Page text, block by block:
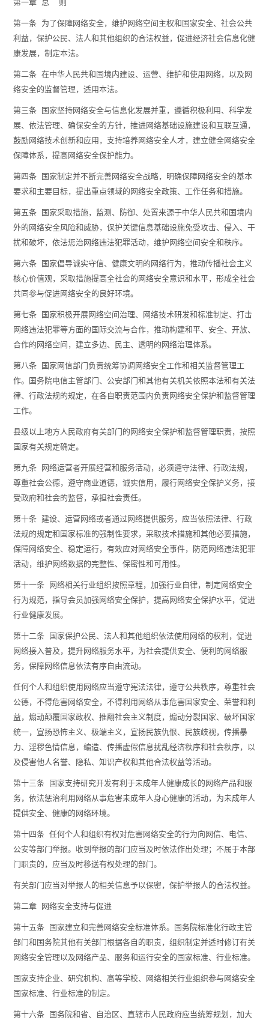
第一章 总 则
第一条 为了保障网络安全，维护网络空间主权和国家安全、社会公共
利益，保护公民、法人和其他组织的合法权益，促进经济社会信息化健
康发展，制定本法。
第二条 在中华人民共和国境内建设、运营、维护和使用网络，以及网
络安全的监督管理，适用本法。
第三条 国家坚持网络安全与信息化发展并重，遵循积极利用、科学发
展、依法管理、确保安全的方针，推进网络基础设施建设和互联互通，
鼓励网络技术创新和应用，支持培养网络安全人才，建立健全网络安全
保障体系，提高网络安全保护能力。
第四条 国家制定并不断完善网络安全战略，明确保障网络安全的基本
要求和主要目标，提出重点领域的网络安全政策、工作任务和措施。
第五条 国家采取措施，监测、防御、处置来源于中华人民共和国境内
外的网络安全风险和威胁，保护关键信息基础设施免受攻击、侵入、干
扰和破坏，依法惩治网络违法犯罪活动，维护网络空间安全和秩序。
第六条 国家倡导诚实守信、健康文明的网络行为，推动传播社会主义
核心价值观，采取措施提高全社会的网络安全意识和水平，形成全社会
共同参与促进网络安全的良好环境。
第七条 国家积极开展网络空间治理、网络技术研发和标准制定、打击
网络违法犯罪等方面的国际交流与合作，推动构建和平、安全、开放、
合作的网络空间，建立多边、民主、透明的网络治理体系。
第八条 国家网信部门负责统筹协调网络安全工作和相关监督管理工
作。国务院电信主管部门、公安部门和其他有关机关依照本法和有关法
律、行政法规的规定，在各自职责范围内负责网络安全保护和监督管理
工作。
县级以上地方人民政府有关部门的网络安全保护和监督管理职责，按照
国家有关规定确定。
第九条 网络运营者开展经营和服务活动，必须遵守法律、行政法规，
尊重社会公德，遵守商业道德，诚实信用，履行网络安全保护义务，接
受政府和社会的监督，承担社会责任。
第十条 建设、运营网络或者通过网络提供服务，应当依照法律、行政
法规的规定和国家标准的强制性要求，采取技术措施和其他必要措施，
保障网络安全、稳定运行，有效应对网络安全事件，防范网络违法犯罪
活动，维护网络数据的完整性、保密性和可用性。
第十一条 网络相关行业组织按照章程，加强行业自律，制定网络安全
行为规范，指导会员加强网络安全保护，提高网络安全保护水平，促进
行业健康发展。
第十二条 国家保护公民、法人和其他组织依法使用网络的权利，促进
网络接入普及，提升网络服务水平，为社会提供安全、便利的网络服
务，保障网络信息依法有序自由流动。
任何个人和组织使用网络应当遵守宪法法律，遵守公共秩序，尊重社会
公德，不得危害网络安全，不得利用网络从事危害国家安全、荣誉和利
益，煽动颠覆国家政权、推翻社会主义制度，煽动分裂国家、破坏国家
统一，宣扬恐怖主义、极端主义，宣扬民族仇恨、民族歧视，传播暴
力、淫秽色情信息，编造、传播虚假信息扰乱经济秩序和社会秩序，以
及侵害他人名誉、隐私、知识产权和其他合法权益等活动。
第十三条 国家支持研究开发有利于未成年人健康成长的网络产品和服
务，依法惩治利用网络从事危害未成年人身心健康的活动，为未成年人
提供安全、健康的网络环境。
第十四条 任何个人和组织有权对危害网络安全的行为向网信、电信、
公安等部门举报。收到举报的部门应当及时依法作出处理；不属于本部
门职责的，应当及时移送有权处理的部门。
有关部门应当对举报人的相关信息予以保密，保护举报人的合法权益。
第二章 网络安全支持与促进
第十五条 国家建立和完善网络安全标准体系。国务院标准化行政主管
部门和国务院其他有关部门根据各自的职责，组织制定并适时修订有关
网络安全管理以及网络产品、服务和运行安全的国家标准、行业标准。
国家支持企业、研究机构、高等学校、网络相关行业组织参与网络安全
国家标准、行业标准的制定。
第十六条 国务院和省、自治区、直辖市人民政府应当统筹规划，加大